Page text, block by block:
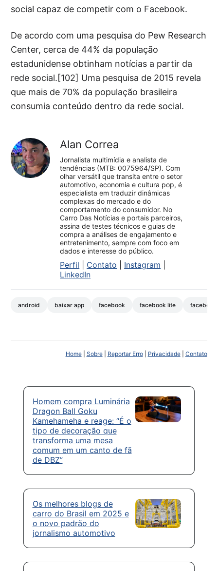
social capaz de competir com o Facebook.
De acordo com uma pesquisa do Pew Research
Center, cerca de 44% da população
estadunidense obtinham notícias a partir da
rede social.[102] Uma pesquisa de 2015 revela
que mais de 70% da população brasileira
consumia conteúdo dentro da rede social.
Alan Correa
Jornalista multimídia e analista de
tendências (MTB: 0075964/SP). Com
olhar versátil que transita entre o setor
automotivo, economia e cultura pop, é
especialista em traduzir dinâmicas
complexas do mercado e do
comportamento do consumidor. No
Carro Das Notícias e portais parceiros,
assina de testes técnicos e guias de
compra a análises de engajamento e
entretenimento, sempre com foco em
dados e interesse do público.
Perfil Contato Instagram
LinkedIn
android baixar app facebook facebook lite
Home| Sobre| Reportar Erro| Privacidade| Contato
Homem compra Luminária
Dragon Ball Goku
Kamehameha e reage: “É o
tipo de decoração que
transforma uma mesa
comum em um canto de fã
de DBZ”
Os melhores blogs de
carro do Brasil em 2025 e
o novo padrão do
jornalismo automotivo